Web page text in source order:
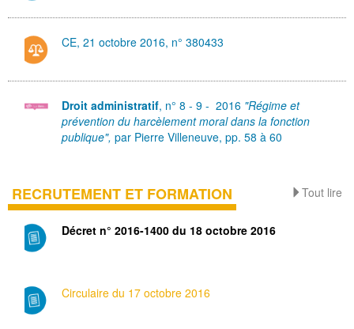
CE, 21 octobre 2016, n° 380433
Droit administratif, n° 8 - 9 - 2016 "Régime et
prévention du harcèlement moral dans la fonction
publique", par Pierre Villeneuve, pp. 58 à 60
Tout lire
RECRUTEMENT ET FORMATION
Décret n° 2016-1400 du 18 octobre 2016
Circulaire du 17 octobre 2016